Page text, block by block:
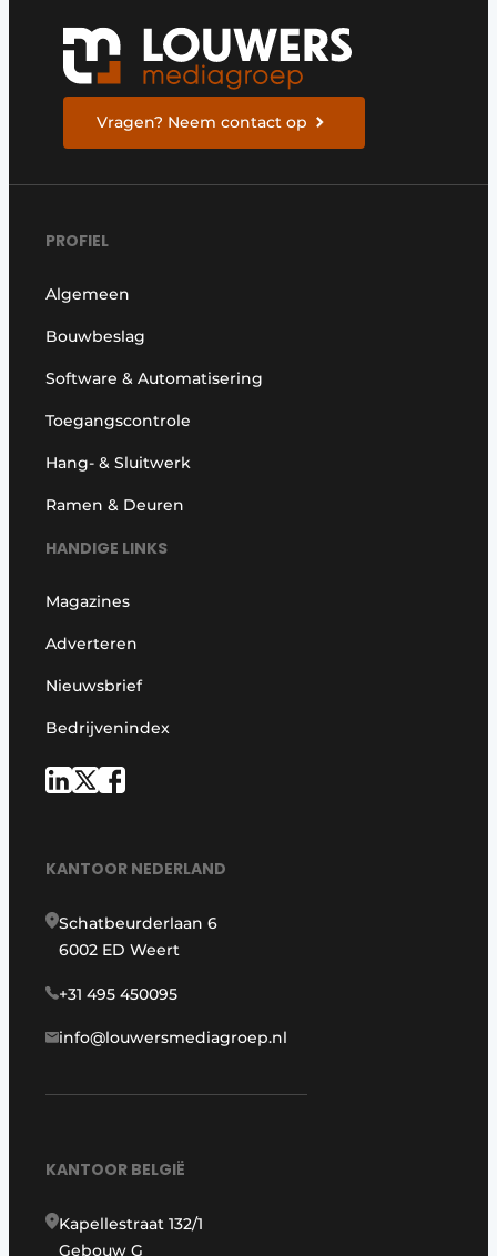
Vragen? Neem contact op
PROFIEL
Algemeen
Bouwbeslag
Software & Automatisering
Toegangscontrole
Hang- & Sluitwerk
Ramen & Deuren
HANDIGE LINKS
Magazines
Adverteren
Nieuwsbrief
Bedrijvenindex
KANTOOR NEDERLAND
Schatbeurderlaan 6
6002 ED Weert
+31 495 450095
info@louwersmediagroep.nl
KANTOOR BELGIË
Kapellestraat 132/1
Gebouw G